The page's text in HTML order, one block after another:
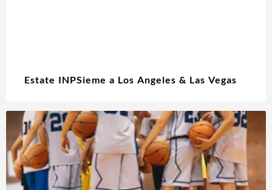
Estate INPSieme a Los Angeles & Las Vegas